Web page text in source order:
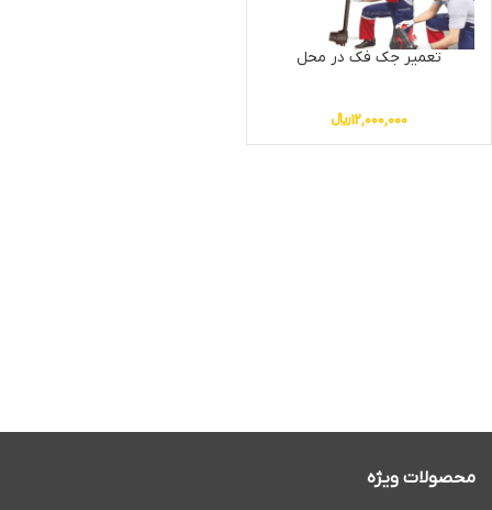
تعمیر جک فک در محل
12,000,000﷼
محصولات ویژه